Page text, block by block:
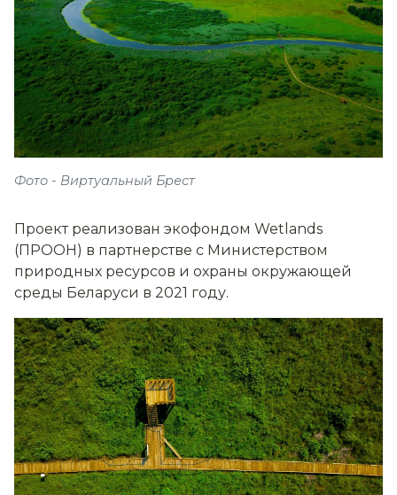
Фото - Виртуальный Брест
Проект реализован экофондом Wetlands
(ПРООН) в партнерстве с Министерством
природных ресурсов и охраны окружающей
среды Беларуси в 2021 году.